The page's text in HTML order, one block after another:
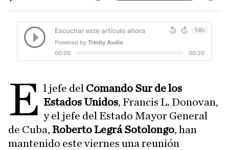
e l jefe del Comando Sur de los
Estados Unidos, Francis L. Donovan,
y el jefe del Estado Mayor General
de Cuba, Roberto Legrá Sotolongo, han
mantenido este viernes una reunión